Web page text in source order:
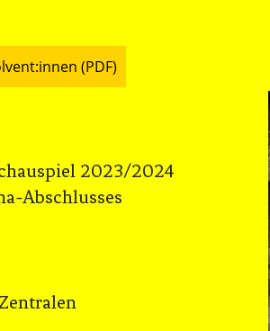
(PDF)
2023/2024
Abschlusses